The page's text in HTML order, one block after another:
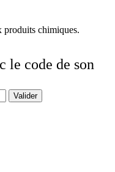
produits chimiques.
le code de son
Valider